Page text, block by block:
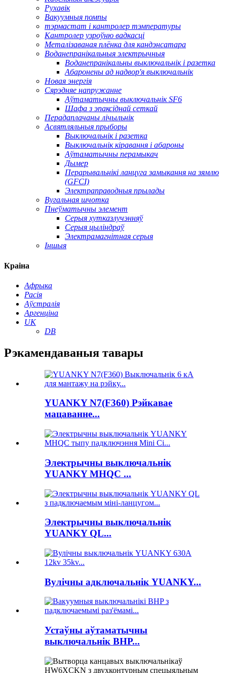
Рухавік
Вакуумныя помпы
тэрмастат і кантролер тэмпературы
Кантролер узроўню вадкасці
Металізаваная плёнка для кандэнсатара
Воданепранікальныя электрычныя
Воданепранікальны выключальнік і разетка
Абаронены ад надвор'я выключальнік
Новая энергія
Сярэдняе напружанне
Аўтаматычны выключальнік SF6
Шафа з эпаксіднай сеткай
Перадаплачаны лічыльнік
Асвятляльныя прыборы
Выключальнік і разетка
Выключальнік кіравання і абароны
Аўтаматычны перамыкач
Дымер
Перарывальнікі ланцуга замыкання на зямлю
(GFCI)
Электраправодныя прылады
Вугальная шчотка
Пнеўматычны элемент
Серыя хутказлучэнняў
Серыя цыліндраў
Электрамагнітная серыя
Іншыя
Краіна
Афрыка
Расія
Аўстралія
Аргенціна
UK
DB
Рэкамендаваныя тавары
YUANKY N7(F360) Рэйкавае
мацаванне...
Электрычны выключальнік
YUANKY MHQC ...
Электрычны выключальнік
YUANKY QL...
Вулічны адключальнік YUANKY...
Устаўны аўтаматычны
выключальнік BHP...